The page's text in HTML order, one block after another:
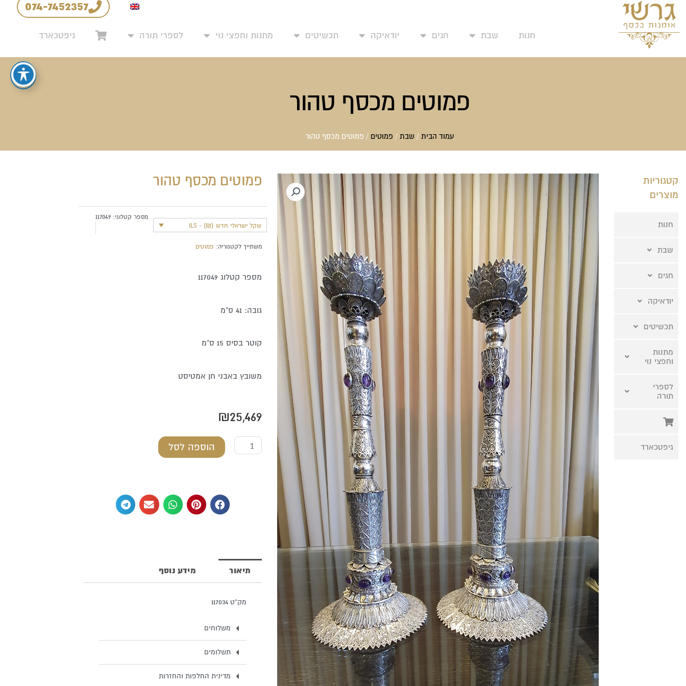
דילוג
לתוכן
074-7452357
חנות שבת חגים יודאיקה תכשיטים מתנות וחפצי נוי לספרי תורה גיפטכארד
פמוטים מכסף טהור
עמוד הבית / שבת / פמוטים / פמוטים מכסף טהור
קטגוריות
מוצרים
חנות
שבת
חגים
יודאיקה
תכשיטים
מתנות
וחפצי נוי
לספרי
תורה
גיפטכארד
פמוטים מכסף טהור
שקל ישראלי חדש (₪) - ILS
מספר קטלוגי:117049
משתייך לקטגוריה: פמוטים
מספר קטלוג 117049
גובה: 41 ס"מ
קוטר בסיס 15 ס"מ
משובץ באבני חן אמטיסט
₪25,469
כמות
הוספה לסל
תיאור מידע נוסף
מק"ט 117034
משלוחים
תשלומים
מדינית החלפות והחזרות